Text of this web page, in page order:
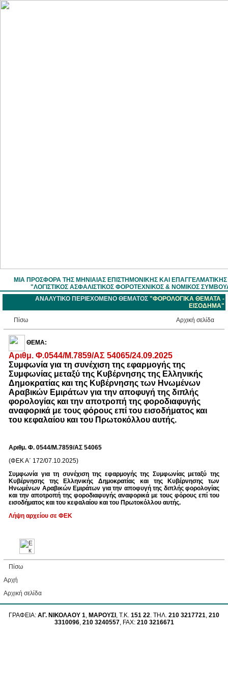
ΜΙΑ ΠΡΟΣΦΟΡΑ ΤΗΣ ΜΗΝΙΑΙΑΣ ΕΠΙΣΤΗΜOΝΙΚΗΣ ΚΑΙ
"ΛΟΓΙΣΤΙΚΟΣ ΑΣΦΑΛΙΣΤΙΚΟΣ ΦΟΡΟΤΕΧΝΙΚΟΣ & ΝΟΜΙΚΟΣ
ΑΝΑΛΥΤΙΚΟ ΠΕΡΙΕΧΟΜΕΝΟ ΘΕΜΑΤΟΣ "ΦΟΡΟΛΟΓΙΚΑ ΘΕΜΑΤΑ -
ΕΙΣΟΔΗΜΑ"
Πίσω
Aρχική σελίδα
ΘΕΜΑ:
Αριθμ. Φ.0544/Μ.7859/ΑΣ 54065/24.09.2025
Συμφωνία για τη συνέχιση της εφαρμογής της
Συμφωνίας μεταξύ της Κυβέρνησης της Ελληνικής
Δημοκρατίας και της Κυβέρνησης των Ηνωμένων
Αραβικών Εμιράτων για την αποφυγή της διπλής
φορολογίας και την αποτροπή της φοροδιαφυγής
αναφορικά με τους φόρους επί του εισοδήματος και
του κεφαλαίου και του Πρωτοκόλλου αυτής.
Αριθμ. Φ. 0544/Μ.7859/ΑΣ 54065
(ΦΕΚ Α΄ 172/07.10.2025)
Συμφωνία για τη συνέχιση της εφαρμογής της Συμφωνίας μεταξύ της
Κυβέρνησης της Ελληνικής Δημοκρατίας και της Κυβέρνησης των
Ηνωμένων Αραβικών Εμιράτων για την αποφυγή της διπλής φορολογίας
και την αποτροπή της φοροδιαφυγής αναφορικά με τους φόρους επί του
εισοδήματος και του κεφαλαίου και του Πρωτοκόλλου αυτής.
Λήψη αρχείου σε ΦΕΚ
Πίσω
Αρχή
Aρχική σελίδα
ΓΡΑΦΕΙΑ: ΑΓ. ΝΙΚΟΛΑΟΥ 1, ΜΑΡΟΥΣΙ , Τ.Κ. 151 22. ΤΗΛ. 210 3217721, 210
3310096, 210 3240557, FAX: 210 3216671